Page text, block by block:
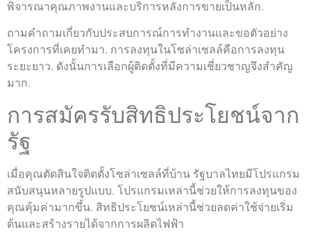
พิจารณาคุณภาพงานและบริการหลังการขายเป็นหลัก.
ถามคำถามเกี่ยวกับประสบการณ์การทำงานและขอตัวอย่าง
โครงการที่เคยทำมา. การลงทุนในโซล่าเซลล์คือการลงทุน
ระยะยาว. ดังนั้นการเลือกผู้ติดตั้งที่มีความเชี่ยวชาญจึงสำคัญ
มาก.
การสมัครรับสิทธิประโยชน์จาก
รัฐ
เมื่อคุณตัดสินใจติดตั้งโซล่าเซลล์ที่บ้าน รัฐบาลไทยมีโปรแกรม
สนับสนุนหลายรูปแบบ. โปรแกรมเหล่านี้ช่วยให้การลงทุนของ
คุณคุ้มค่ามากขึ้น. สิทธิประโยชน์เหล่านี้ช่วยลดค่าใช้จ่ายเริ่ม
ต้นและสร้างรายได้จากการผลิตไฟฟ้า